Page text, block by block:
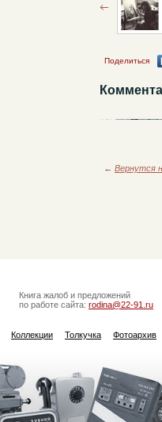
Поделиться
← Вернутся
Книга жалоб и предложений
по работе сайта: rodina@22-91.ru
Коллекции Толкучка Фотоархив